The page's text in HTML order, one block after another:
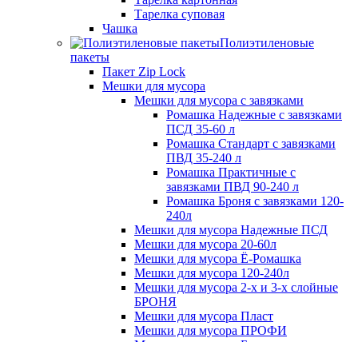
Тарелка суповая
Чашка
Полиэтиленовые
пакеты
Пакет Zip Lock
Мешки для мусора
Мешки для мусора с завязками
Ромашка Надежные с завязками
ПСД 35-60 л
Ромашка Стандарт с завязками
ПВД 35-240 л
Ромашка Практичные с
завязками ПВД 90-240 л
Ромашка Броня с завязками 120-
240л
Мешки для мусора Надежные ПСД
Мешки для мусора 20-60л
Мешки для мусора Ё-Ромашка
Мешки для мусора 120-240л
Мешки для мусора 2-х и 3-х слойные
БРОНЯ
Мешки для мусора Пласт
Мешки для мусора ПРОФИ